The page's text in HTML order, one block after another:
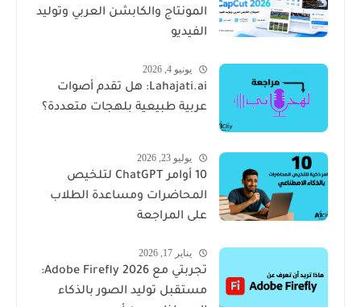
المونتاج والكابشن العربي وتوليد
الفيديو
يونيو 4, 2026
Lahajati.ai: هل تقدم أصوات
عربية طبيعية بلهجات متعددة؟
يوليو 23, 2026
10 أوامر ChatGPT لتلخيص
المحاضرات ومساعدة الطلاب
على المراجعة
يناير 17, 2026
تجربتي مع Adobe Firefly 2026:
مستقبل توليد الصور بالذكاء